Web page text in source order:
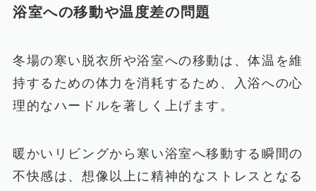
浴室への移動や温度差の問題
冬場の寒い脱衣所や浴室への移動は、体温を維
持するための体力を消耗するため、入浴への心
理的なハードルを著しく上げます。
暖かいリビングから寒い浴室へ移動する瞬間の
不快感は、想像以上に精神的なストレスとなる